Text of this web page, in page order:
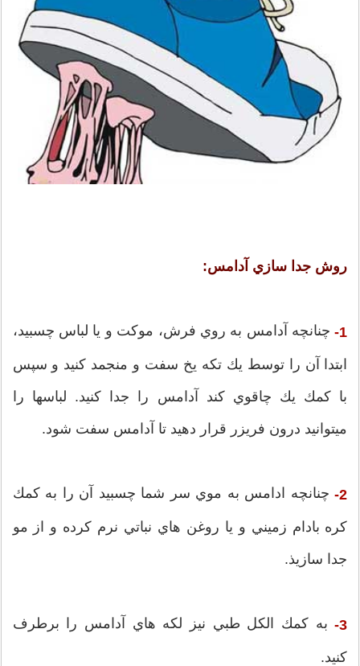
روش جدا سازي آدامس:
1- چنانچه آدامس به روي فرش، موكت و يا لباس چسبيد،
ابتدا آن را توسط يك تكه يخ سفت و منجمد كنيد و سپس
با كمك يك چاقوي كند آدامس را جدا كنيد. لباسها را
ميتوانيد درون فريزر قرار دهيد تا آدامس سفت شود.
2- چنانچه ادامس به موي سر شما چسبيد آن را به كمك
كره بادام زميني و يا روغن هاي نباتي نرم كرده و از مو
جدا سازيذ.
3- به كمك الكل طبي نيز لكه هاي آدامس را برطرف
كنيد.